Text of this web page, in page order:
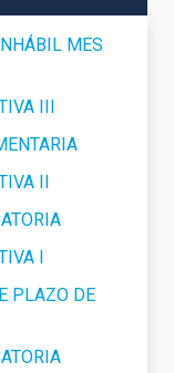
MES
III
II
I
PLAZO DE